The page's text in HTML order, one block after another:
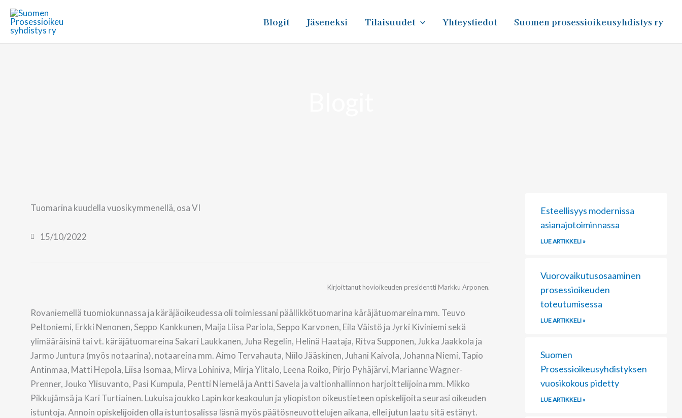
Siirry
sisältöön
Blogit Jäseneksi Tilaisuudet Yhteystiedot Suomen prosessioikeusyhdistys ry
Tuomarina kuudella vuosikymmenellä, osa VI
15/10/2022
Kirjoittanut hovioikeuden presidentti Markku Arponen.
Rovaniemellä tuomiokunnassa ja käräjäoikeudessa oli toimiessani päällikkötuomarina käräjätuomareina mm. Teuvo
Peltoniemi, Erkki Nenonen, Seppo Kankkunen, Maija Liisa Pariola, Seppo Karvonen, Eila Väistö ja Jyrki Kiviniemi sekä
ylimääräisinä tai vt. käräjätuomareina Sakari Laukkanen, Juha Regelin, Helinä Haataja, Ritva Supponen, Jukka Jaakkola ja
Jarmo Juntura (myös notaarina), notaareina mm. Aimo Tervahauta, Niilo Jääskinen, Juhani Kaivola, Johanna Niemi, Tapio
Antinmaa, Matti Hepola, Liisa Isomaa, Mirva Lohiniva, Mirja Ylitalo, Leena Roiko, Pirjo Pyhäjärvi, Marianne Wagner-
Prenner, Jouko Ylisuvanto, Pasi Kumpula, Pentti Niemelä ja Antti Savela ja valtionhallinnon harjoittelijoina mm. Mikko
Pikkujämsä ja Kari Turtiainen. Lukuisa joukko Lapin korkeakoulun ja yliopiston oikeustieteen opiskelijoita seurasi oikeuden
istuntoja. Annoin opiskelijoiden olla istuntosalissa läsnä myös päätösneuvottelujen aikana, ellei jutun laatu sitä estänyt.
Esteellisyys modernissa
asianajotoiminnassa
LUE ARTIKKELI »
Vuorovaikutusosaaminen
prosessioikeuden
toteutumisessa
LUE ARTIKKELI »
Suomen
Prosessioikeusyhdistyksen
vuosikokous pidetty
LUE ARTIKKELI »